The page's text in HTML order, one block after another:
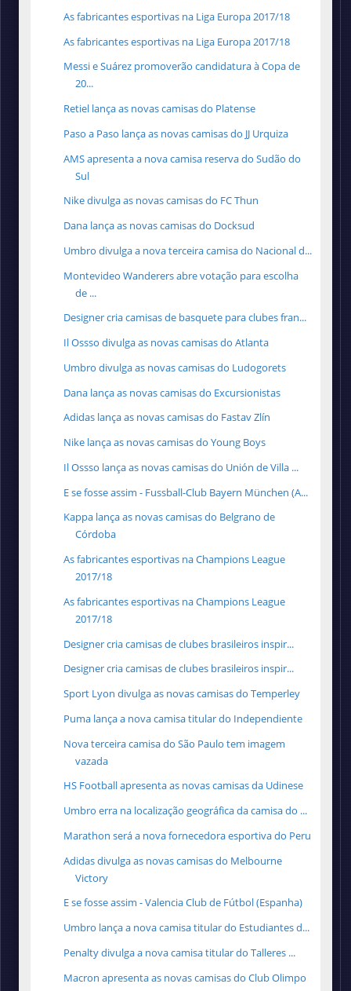
As fabricantes esportivas na Liga Europa 2017/18
As fabricantes esportivas na Liga Europa 2017/18
Messi e Suárez promoverão candidatura à Copa de
20...
Retiel lança as novas camisas do Platense
Paso a Paso lança as novas camisas do JJ Urquiza
AMS apresenta a nova camisa reserva do Sudão do
Sul
Nike divulga as novas camisas do FC Thun
Dana lança as novas camisas do Docksud
Umbro divulga a nova terceira camisa do Nacional d...
Montevideo Wanderers abre votação para escolha
de ...
Designer cria camisas de basquete para clubes fran...
Il Ossso divulga as novas camisas do Atlanta
Umbro divulga as novas camisas do Ludogorets
Dana lança as novas camisas do Excursionistas
Adidas lança as novas camisas do Fastav Zlín
Nike lança as novas camisas do Young Boys
Il Ossso lança as novas camisas do Unión de Villa ...
E se fosse assim - Fussball-Club Bayern München (A...
Kappa lança as novas camisas do Belgrano de
Córdoba
As fabricantes esportivas na Champions League
2017/18
As fabricantes esportivas na Champions League
2017/18
Designer cria camisas de clubes brasileiros inspir...
Designer cria camisas de clubes brasileiros inspir...
Sport Lyon divulga as novas camisas do Temperley
Puma lança a nova camisa titular do Independiente
Nova terceira camisa do São Paulo tem imagem
vazada
HS Football apresenta as novas camisas da Udinese
Umbro erra na localização geográfica da camisa do ...
Marathon será a nova fornecedora esportiva do Peru
Adidas divulga as novas camisas do Melbourne
Victory
E se fosse assim - Valencia Club de Fútbol (Espanha)
Umbro lança a nova camisa titular do Estudiantes d...
Penalty divulga a nova camisa titular do Talleres ...
Macron apresenta as novas camisas do Club Olimpo